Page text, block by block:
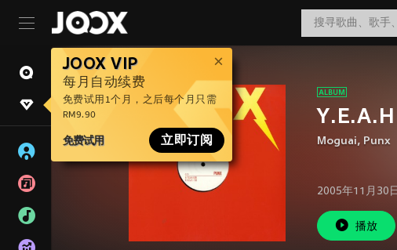
JOOX VIP
每月自动续费
免费试用1个月，之后每个月只需
RM9.90
免费试用 立即订阅 Moguai, Punx
2005年11月30日
播放